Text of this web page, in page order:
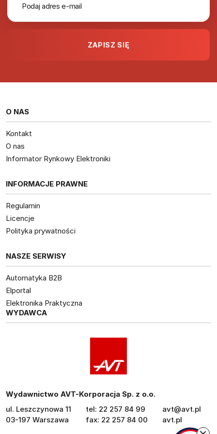
O NAS
Kontakt
O nas
Informator Rynkowy Elektroniki
INFORMACJE PRAWNE
Regulamin
Licencje
Polityka prywatności
NASZE SERWISY
Automatyka B2B
Elportal
Elektronika Praktyczna
WYDAWCA
Wydawnictwo AVT-Korporacja Sp. z o.o.
ul. Leszczynowa 11
03-197 Warszawa
tel: 22 257 84 99
fax: 22 257 84 00
avt@avt.pl
avt.pl